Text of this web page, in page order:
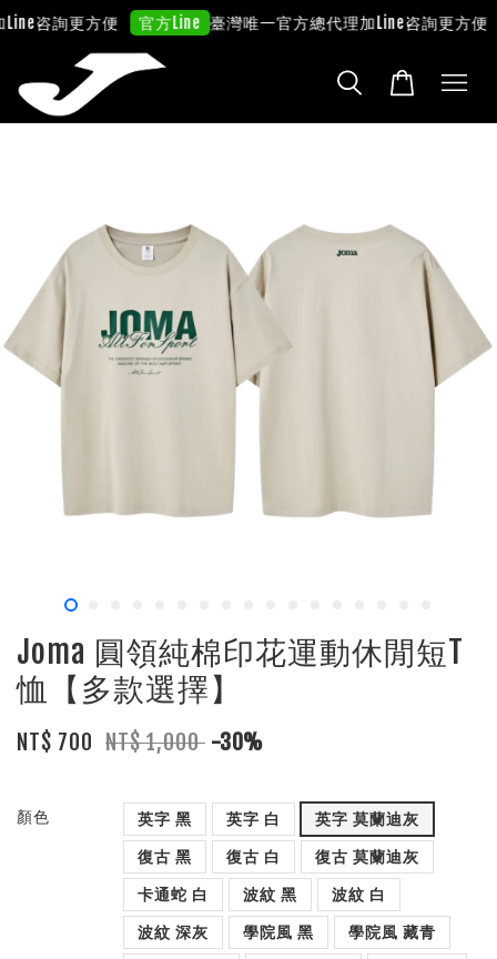
詢更方便 官方Line 臺灣唯一官方總代理加Line咨詢更方便 官
Joma 圓領純棉印花運動休閒短T
恤【多款選擇】
NT$ 700 NT$ 1,000 -30%
顏色 英字 黑 英字 白
英字 莫蘭迪灰
復古 黑
復古 白
復古 莫蘭迪灰
卡通蛇 白
波紋 黑
波紋 白
波紋 深灰
學院風 黑
學院風 藏青